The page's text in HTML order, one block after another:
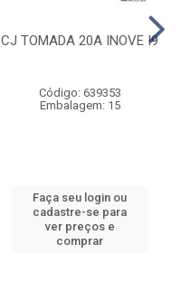
CJ TOMADA 20A INOVE I9
Código: 639353
Embalagem: 15
Faça seu login ou
cadastre-se para
ver preços e
comprar